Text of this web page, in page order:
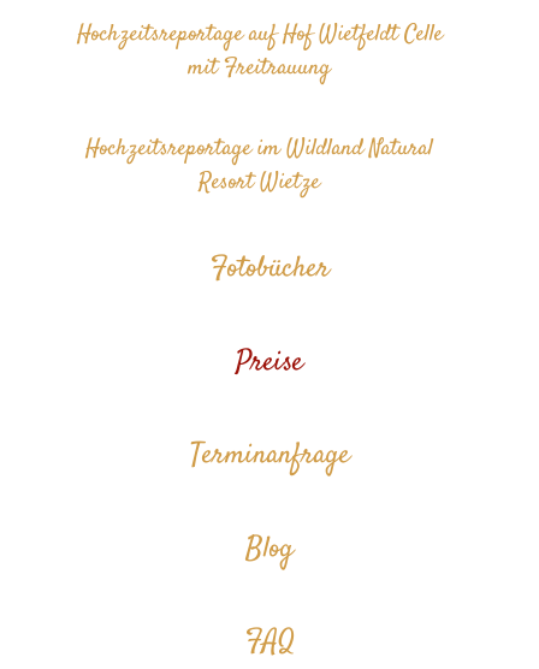
Hochzeitsreportage auf Hof Wietfeldt Celle
mit Freitrauung
Hochzeitsreportage im Wildland Natural
Resort Wietze
Fotobücher
Preise
Terminanfrage
Blog
FAQ